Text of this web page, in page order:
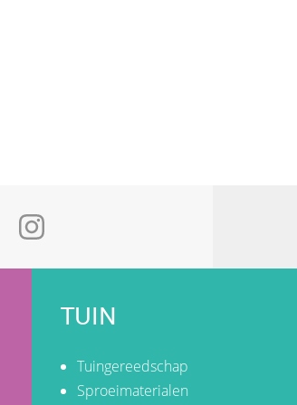
TUIN
Tuingereedschap
Sproeimaterialen